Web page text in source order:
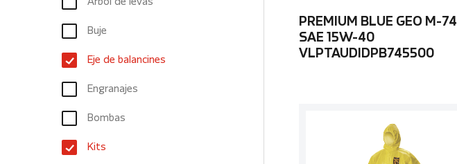
Árbol de levas
Buje
Eje de balancines
Engranajes
Bombas
Kits
PREMIUM BLUE GEO M-74
SAE 15W-40
VLPTAUDIDPB745500